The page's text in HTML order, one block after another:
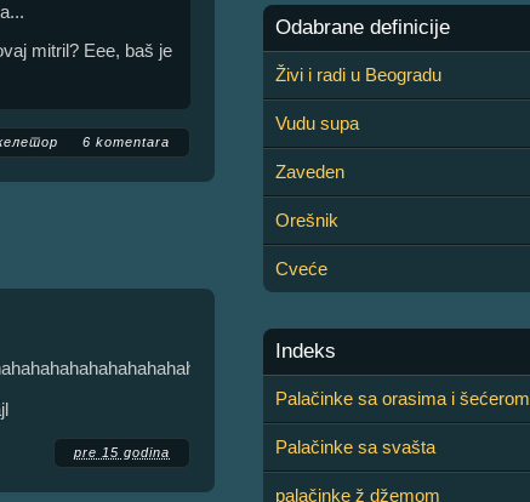
mitril? Eee, baš je
6 komentara
pre 15 godina
Odabrane definicije
Živi i radi u Beogradu
Vudu supa
Zaveden
Orešnik
Cveće
Indeks
Palačinke sa orasima i šećerom
Palačinke sa svašta
palačinke ž džemom